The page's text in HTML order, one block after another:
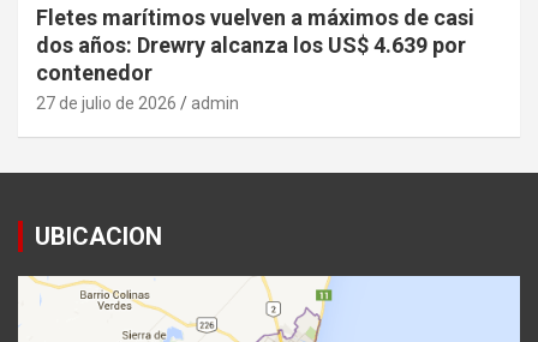
Fletes marítimos vuelven a máximos de casi
dos años: Drewry alcanza los US$ 4.639 por
contenedor
27 de julio de 2026 admin
UBICACION